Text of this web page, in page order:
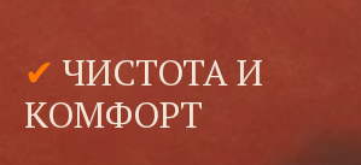
✔ ЧИСТОТА И
КОМФОРТ